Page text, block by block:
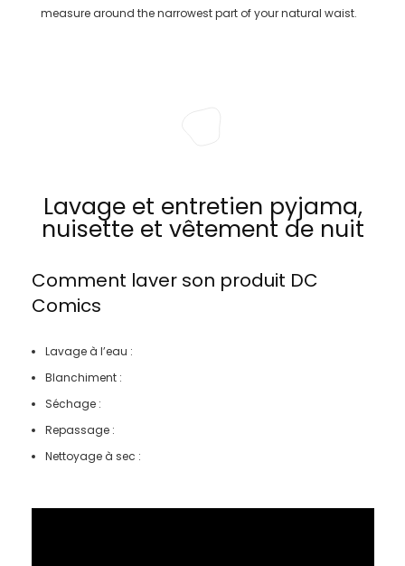
measure around the narrowest part of your natural waist.
Lavage et entretien pyjama,
nuisette et vêtement de nuit
Comment laver son produit DC
Comics
Lavage à l’eau :
Blanchiment :
Séchage :
Repassage :
Nettoyage à sec :